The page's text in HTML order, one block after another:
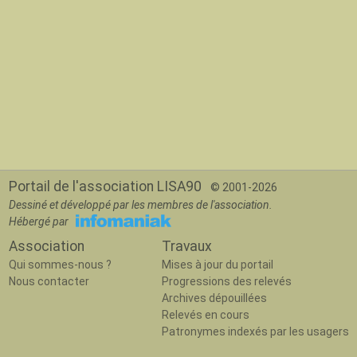
Portail de l'association LISA90
© 2001-2026
Dessiné et développé par les membres de l'association.
Hébergé par
Association
Qui sommes-nous ?
Nous contacter
Travaux
Mises à jour du portail
Progressions des relevés
Archives dépouillées
Relevés en cours
Patronymes indexés par les usagers